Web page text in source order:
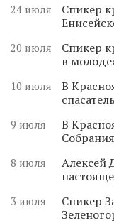
24 июля
Спикер
20 июля
Спикер
в
10 июля
В
9 июля
В
8 июля
Алексей
3 июля
Спикер